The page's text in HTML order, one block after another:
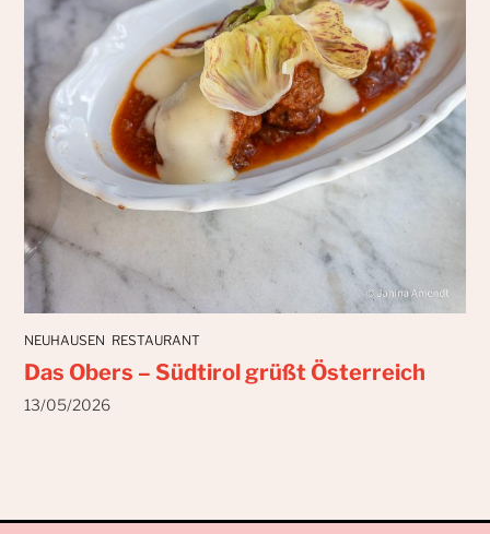
NEUHAUSEN RESTAURANT
Das Obers – Südtirol grüßt Österreich
13/05/2026